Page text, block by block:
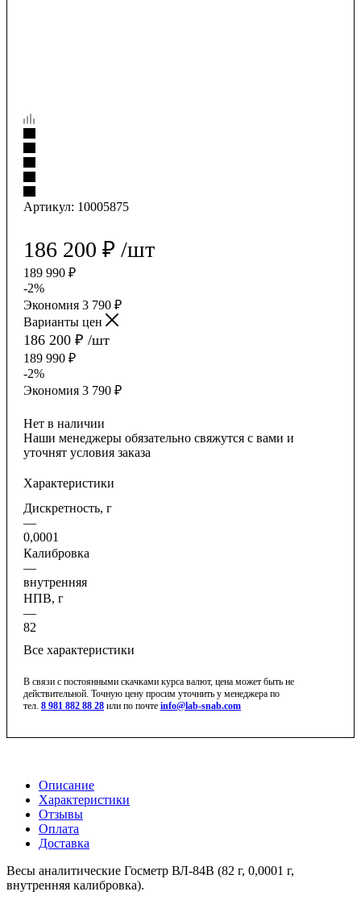
Артикул: 10005875
186 200 ₽ /шт
189 990 ₽
-2%
Экономия 3 790 ₽
Варианты цен
186 200 ₽ /шт
189 990 ₽
-2%
Экономия 3 790 ₽
Нет в наличии
Наши менеджеры обязательно свяжутся с вами и
уточнят условия заказа
Характеристики
Дискретность, г
—
0,0001
Калибровка
—
внутренняя
НПВ, г
—
82
Все характеристики
В связи с постоянными скачками курса валют, цена может быть не
действительной. Точную цену просим уточнить у менеджера по
тел. 8 981 882 88 28 или по почте info@lab-snab.com
Описание
Характеристики
Отзывы
Оплата
Доставка
Весы аналитические Госметр ВЛ-84B (82 г, 0,0001 г,
внутренняя калибровка).